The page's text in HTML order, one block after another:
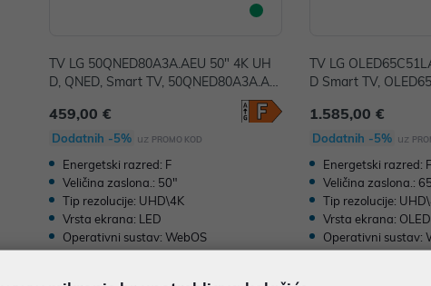
TV LG 50QNED80A3A.AEU 50" 4K UH
D, QNED, Smart TV, 50QNED80A3A.AE
459,00 €
Dodatnih -5% uz PROMO KOD
Energetski razred: F
Veličina zaslona.: 50"
Tip rezolucije: UHD\4K
Vrsta ekrana: LED
Operativni sustav: WebOS
TV LG
D Smart TV,
1.585,00 €
Dodatnih -5% uz
Energetski razred: F
Veličina zaslona.:
Tip rezolucije:
Vrsta ekrana: OLED
Operativni sustav:
SmartTV: D